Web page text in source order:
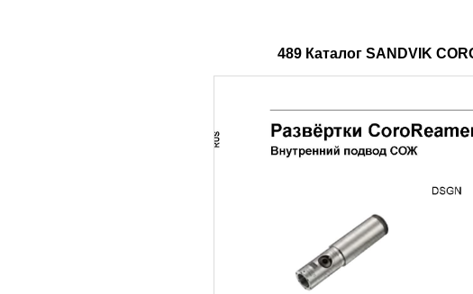
489 Каталог SANDVIK